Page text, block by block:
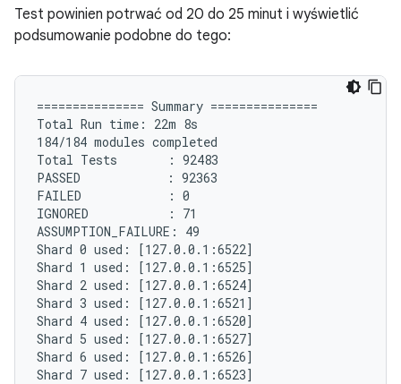
Test powinien potrwać od 20 do 25 minut i wyświetlić
podsumowanie podobne do tego:
=============== Summary ===============
Total Run time: 22m 8s
184/184 modules completed
Total Tests       : 92483
PASSED            : 92363
FAILED            : 0
IGNORED           : 71
ASSUMPTION_FAILURE: 49
Shard 0 used: [127.0.0.1:6522]
Shard 1 used: [127.0.0.1:6525]
Shard 2 used: [127.0.0.1:6524]
Shard 3 used: [127.0.0.1:6521]
Shard 4 used: [127.0.0.1:6520]
Shard 5 used: [127.0.0.1:6527]
Shard 6 used: [127.0.0.1:6526]
Shard 7 used: [127.0.0.1:6523]